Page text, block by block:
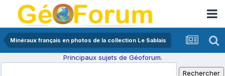
Minéraux français en photos de la collection Le Sablais
Principaux sujets de Géoforum.